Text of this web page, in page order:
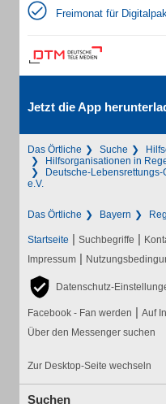
Freimonat für
Jetzt die App
Das Örtliche Suche
Hilfsorganisationen in
Deutsche-
e.V.
Das Örtliche Bayern
Startseite | Suchbegriffe |
Impressum |
Datenschutz-
Facebook - Fan werden | Auf
Über den Messenger suchen
Zur Desktop-Seite wechseln
Suchen